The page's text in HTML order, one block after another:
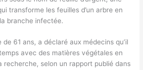
transforme les feuilles d’un arbre en
branche infectée.
61 ans, a déclaré aux médecins qu’il
avec des matières végétales en
recherche, selon un rapport publié dans